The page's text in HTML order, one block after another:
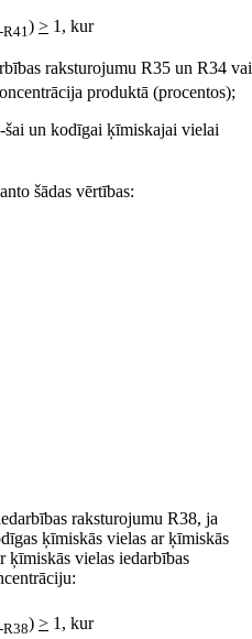
) > 1, kur
raksturojumu R35 un R34 vai
produktā (procentos);
un kodīgai ķīmiskajai vielai
šādas vērtības:
raksturojumu R38, ja
ķīmiskās vielas ar ķīmiskās
ķīmiskās vielas iedarbības
) > 1, kur